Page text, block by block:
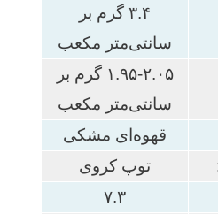
۳.۴ گرم بر
سانتی‌متر مکعب
۱.۹۵-۲.۰۵ گرم بر
سانتی‌متر مکعب
قهوه‌ای مشکی
توپ کروی
۷.۳